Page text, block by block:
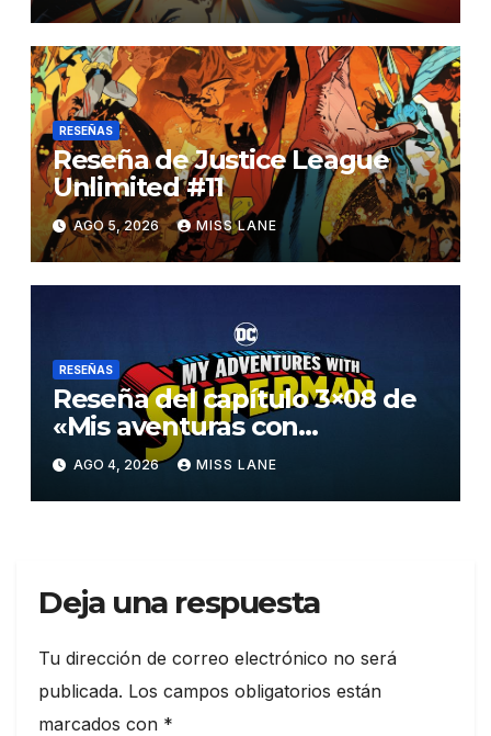
RESEÑAS
Reseña de Justice League
Unlimited #11
AGO 5, 2026 MISS LANE
RESEÑAS
Reseña del capítulo 3×08 de
«Mis aventuras con
Superman»
AGO 4, 2026 MISS LANE
Deja una respuesta
Tu dirección de correo electrónico no será
publicada. Los campos obligatorios están
marcados con *